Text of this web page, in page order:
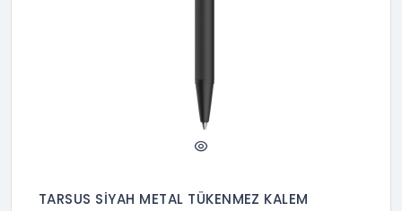
TARSUS SİYAH METAL TÜKENMEZ KALEM